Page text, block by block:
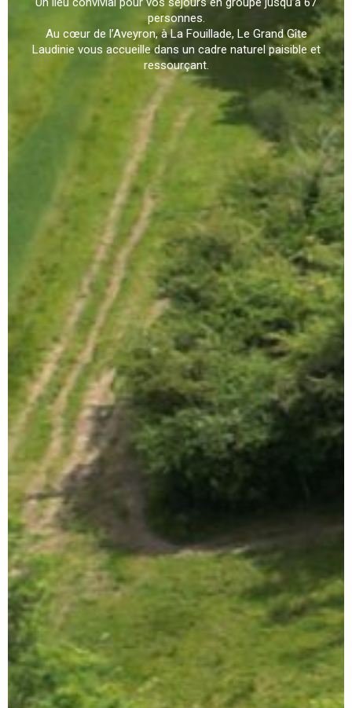
personnes.
Au cœur de l’Aveyron, à La Fouillade, Le Grand Gîte
Laudinie vous accueille dans un cadre naturel paisible et
ressourçant.